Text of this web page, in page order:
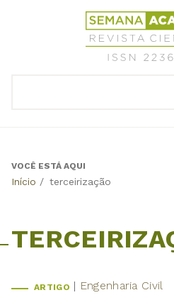
Revista
Científica
Semana
Back
VOCÊ ESTÁ AQUI
Início / terceirização
ARTIGO Engenharia Civil